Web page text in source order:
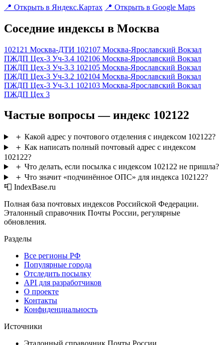
📍 Открыть в Яндекс.Картах 📍 Открыть в Google Maps
Соседние индексы в Москва
102121 Москва-ДТИ 102107 Москва-Ярославский Вокзал
ПЖДП Цех-3 Уч-3.4 102106 Москва-Ярославский Вокзал
ПЖДП Цех-3 Уч-3.3 102105 Москва-Ярославский Вокзал
ПЖДП Цех-3 Уч-3.2 102104 Москва-Ярославский Вокзал
ПЖДП Цех-3 Уч-3.1 102103 Москва-Ярославский Вокзал
ПЖДП Цех 3
Частые вопросы — индекс 102122
＋ Какой адрес у почтового отделения с индексом 102122?
＋ Как написать полный почтовый адрес с индексом
102122?
＋ Что делать, если посылка с индексом 102122 не пришла?
＋ Что значит «подчинённое ОПС» для индекса 102122?
📮 IndexBase.ru
Полная база почтовых индексов Российской Федерации.
Эталонный справочник Почты России, регулярные
обновления.
Разделы
Все регионы РФ
Популярные города
Отследить посылку
API для разработчиков
О проекте
Контакты
Конфиденциальность
Источники